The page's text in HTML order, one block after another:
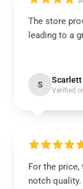
The store
leading to a
S Scarlett
Verified
For the
notch